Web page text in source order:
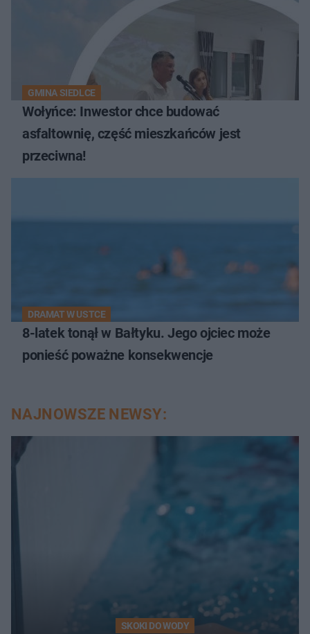
GMINA SIEDLCE
Wołyńce: Inwestor chce budować
asfaltownię, część mieszkańców jest
przeciwna!
DRAMAT W USTCE
8-latek tonął w Bałtyku. Jego ojciec może
ponieść poważne konsekwencje
NAJNOWSZE NEWSY:
SKOKI DO WODY